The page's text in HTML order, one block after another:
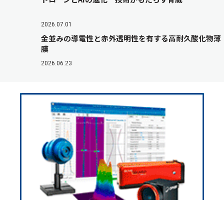
2026.07.01
金並みの導電性と赤外透明性を有する高耐久酸化物薄
膜
2026.06.23